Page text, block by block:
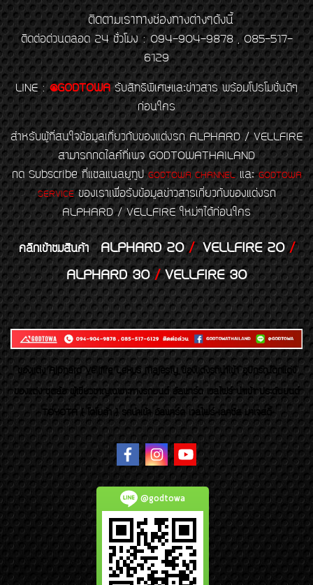
ติดตามเราทางช่องทางต่างๆดังนี้
ติดต่อด่วนตลอด 24 ชั่วโมง : 094-904-9878 , 085-517-
6129
LINE : @GODTOWA รับสิทธิพิเศษและข่าวสาร พร้อมโปรโมชั่นดีๆ
ก่อนใคร
สำหรับผู้ที่สนใจข้อมูลเกี่ยวกับของแต่งรถ ALPHARD / VELLFIRE
สามารถกดไลค์ที่เพจ GODTOWATHAILAND
กด Subscribe ที่แชลแนลยูทูป GODTOWA CHANNELและGODTOWA
SERVICEของเราเพื่อรับข้อมูลข่าวสารเกี่ยวกับของแต่งรถ
ALPHARD / VELLFIRE ใหม่ๆได้ก่อนใคร
คลิกเข้าชมสินค้า ALPHARD 20/VELLFIRE 20/
ALPHARD 30/VELLFIRE 30
ของเเต่ง Alphard Vellfire Lexus Majesty ของเเต่งรถนำเข้า อุปกรณ์ตกแต่ง
ของแต่ง ชุดล้อ ผู้เชี่ยวชาญเฉพาะทางรถยนต์ อัลพาร์ด เวลไฟร์ นำเข้า ประดับยนต์
TOYOTA ( โตโยต้า ) รถนำเข้า อัลพาร์ด เวลไฟร์ เลกซัส มาเจสตี้
@godtowa